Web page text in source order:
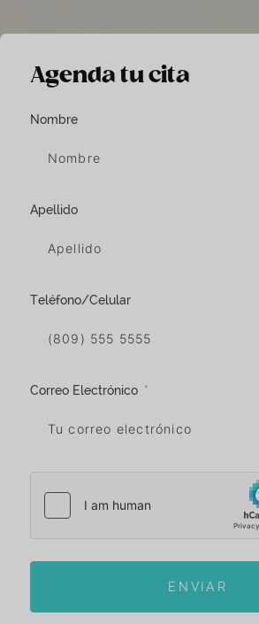
Agenda tu cita
Nombre
Apellido
Teléfono/Celular
Correo Electrónico
ENVIAR